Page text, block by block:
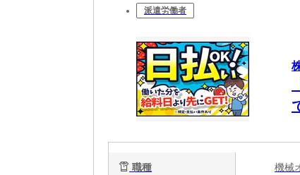
派遣労働者
職種 機械